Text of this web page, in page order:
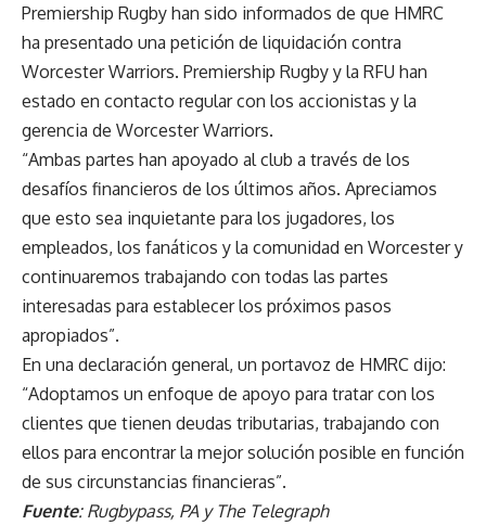
Premiership Rugby han sido informados de que HMRC
ha presentado una petición de liquidación contra
Worcester Warriors. Premiership Rugby y la RFU han
estado en contacto regular con los accionistas y la
gerencia de Worcester Warriors.
“Ambas partes han apoyado al club a través de los
desafíos financieros de los últimos años. Apreciamos
que esto sea inquietante para los jugadores, los
empleados, los fanáticos y la comunidad en Worcester y
continuaremos trabajando con todas las partes
interesadas para establecer los próximos pasos
apropiados”.
En una declaración general, un portavoz de HMRC dijo:
“Adoptamos un enfoque de apoyo para tratar con los
clientes que tienen deudas tributarias, trabajando con
ellos para encontrar la mejor solución posible en función
de sus circunstancias financieras”.
Fuente: Rugbypass, PA y The Telegraph